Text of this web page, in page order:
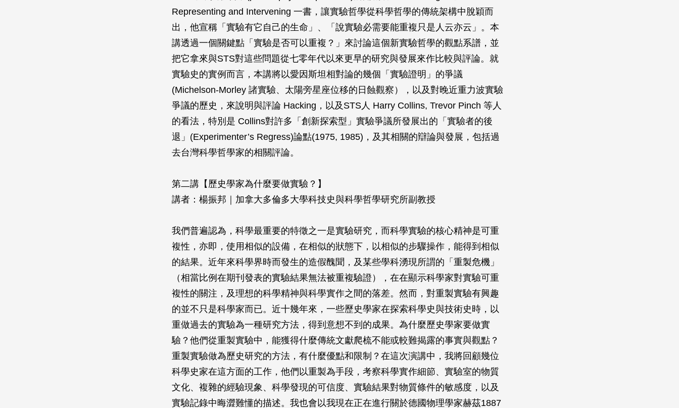
Representing and Intervening 一書，讓實驗哲學從科學哲學的傳統架構中脫穎而
出，他宣稱「實驗有它自己的生命」、「說實驗必需要能重複只是人云亦云」。本
講透過一個關鍵點「實驗是否可以重複？」來討論這個新實驗哲學的觀點系譜，並
把它拿來與STS對這些問題從七零年代以來更早的研究與發展來作比較與評論。就
實驗史的實例而言，本講將以愛因斯坦相對論的幾個「實驗證明」的爭議
(Michelson-Morley 諸實驗、太陽旁星座位移的日蝕觀察），以及對晚近重力波實驗
爭議的歷史，來說明與評論 Hacking，以及STS人 Harry Collins, Trevor Pinch 等人
的看法，特別是 Collins對許多「創新探索型」實驗爭議所發展出的「實驗者的後
退」(Experimenter’s Regress)論點(1975, 1985)，及其相關的辯論與發展，包括過
去台灣科學哲學家的相關評論。
第二講【歷史學家為什麼要做實驗？】
講者：楊振邦｜加拿大多倫多大學科技史與科學哲學研究所副教授
我們普遍認為，科學最重要的特徵之一是實驗研究，而科學實驗的核心精神是可重
複性，亦即，使用相似的設備，在相似的狀態下，以相似的步驟操作，能得到相似
的結果。近年來科學界時而發生的造假醜聞，及某些學科湧現所謂的「重製危機」
（相當比例在期刊發表的實驗結果無法被重複驗證），在在顯示科學家對實驗可重
複性的關注，及理想的科學精神與科學實作之間的落差。然而，對重製實驗有興趣
的並不只是科學家而已。近十幾年來，一些歷史學家在探索科學史與技術史時，以
重做過去的實驗為一種研究方法，得到意想不到的成果。為什麼歷史學家要做實
驗？他們從重製實驗中，能獲得什麼傳統文獻爬梳不能或較難揭露的事實與觀點？
重製實驗做為歷史研究的方法，有什麼優點和限制？在這次演講中，我將回顧幾位
科學史家在這方面的工作，他們以重製為手段，考察科學實作細節、實驗室的物質
文化、複雜的經驗現象、科學發現的可信度、實驗結果對物質條件的敏感度，以及
實驗記錄中晦澀難懂的描述。我也會以我現在正在進行關於德國物理學家赫茲1887